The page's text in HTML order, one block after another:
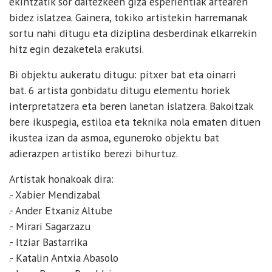
bidez islatzea. Gainera, tokiko artistekin harremanak
sortu nahi ditugu eta diziplina desberdinak elkarrekin
hitz egin dezaketela erakutsi.
Bi objektu aukeratu ditugu: pitxer bat eta oinarri
bat. 6 artista gonbidatu ditugu elementu horiek
interpretatzera eta beren lanetan islatzera. Bakoitzak
bere ikuspegia, estiloa eta teknika nola ematen dituen
ikustea izan da asmoa, eguneroko objektu bat
adierazpen artistiko berezi bihurtuz.
Artistak honakoak dira:
.- Xabier Mendizabal
.- Ander Etxaniz Altube
.- Mirari Sagarzazu
.- Itziar Bastarrika
.- Katalin Antxia Abasolo